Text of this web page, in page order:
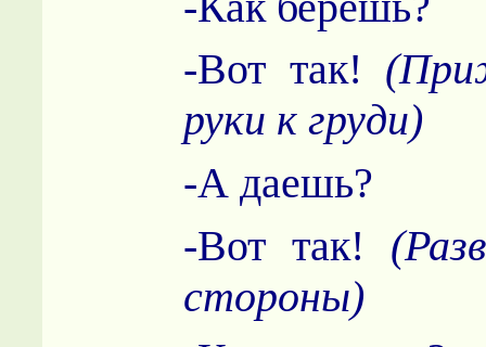
-Вот так!
руки к груди)
-А даешь?
-Вот так!
стороны)